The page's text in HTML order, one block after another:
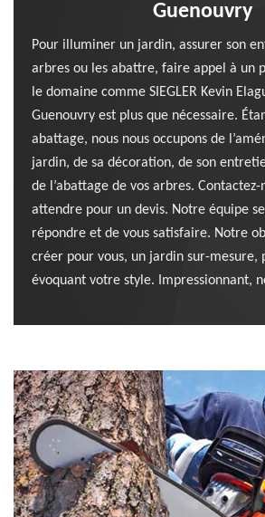
Guenouvry
Pour illuminer un jardin, assurer son
arbres ou les abattre, faire appel à un
le domaine comme SIEGLER Kevin
Guenouvry est plus que nécessaire.
abattage, nous nous occupons de
jardin, de sa décoration, de son
de l’abattage de vos arbres. Contactez-
attendre pour un devis. Notre équipe
répondre et de vous satisfaire. Notre
créer pour vous, un jardin sur-mesure,
évoquant votre style. Impressionnant,